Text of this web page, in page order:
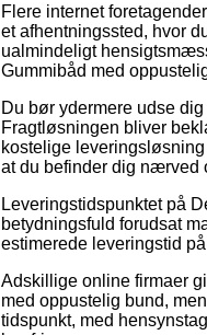
Flere internet
et afhentningssted, hvor
ualmindeligt
Gummibåd med
Du bør ydermere udse
Fragtløsningen bliver
kostelige
at du befinder dig nærved
Leveringstidspunktet på
betydningsfuld forudsat
estimerede leveringstid
Adskillige online firmaer
med oppustelig bund,
tidspunkt, med